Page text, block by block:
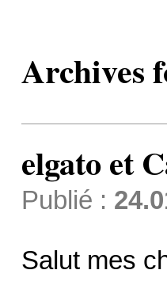
Archives
elgato et
Publié :
Salut mes